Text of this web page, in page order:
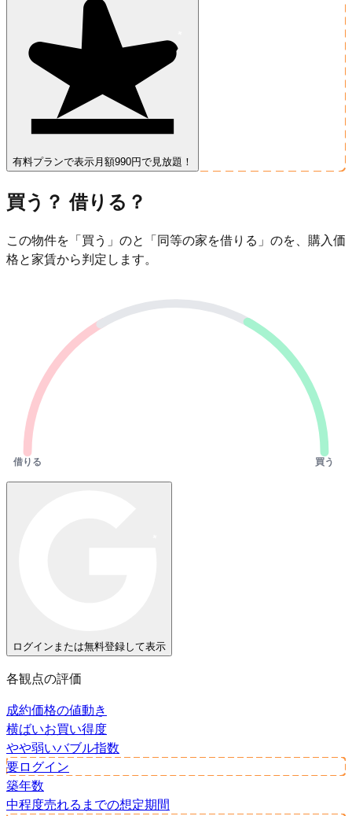
有料プランで表示 月額990円で見放題！
買う？ 借りる？
この物件を「買う」のと「同等の家を借りる」のを、購入価
格と家賃から判定します。
借りる 買う
ログインまたは無料登録して表示
各観点の評価
成約価格の値動き
横ばいお買い得度
やや弱いバブル指数
要ログイン
築年数
中程度売れるまでの想定期間